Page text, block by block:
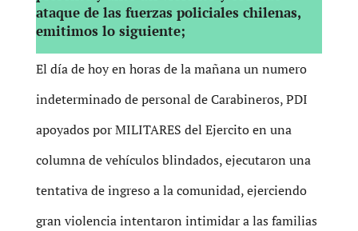
ataque de las fuerzas policiales chilenas,
emitimos lo siguiente;
El día de hoy en horas de la mañana un numero
indeterminado de personal de Carabineros, PDI
apoyados por MILITARES del Ejercito en una
columna de vehículos blindados, ejecutaron una
tentativa de ingreso a la comunidad, ejerciendo
gran violencia intentaron intimidar a las familias